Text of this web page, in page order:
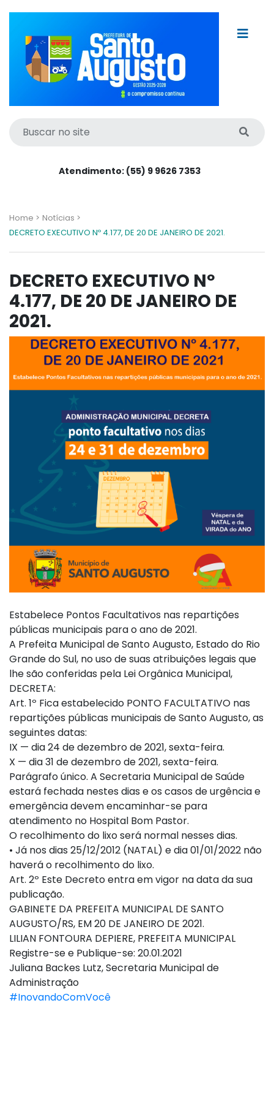
Atendimento: (55) 9 9626 7353
Home > Notícias >
DECRETO EXECUTIVO Nº 4.177, DE 20 DE JANEIRO DE 2021.
DECRETO EXECUTIVO Nº
4.177, DE 20 DE JANEIRO DE
2021.
Estabelece Pontos Facultativos nas repartições
públicas municipais para o ano de 2021.
A Prefeita Municipal de Santo Augusto, Estado do Rio
Grande do Sul, no uso de suas atribuições legais que
lhe são conferidas pela Lei Orgânica Municipal,
DECRETA:
Art. 1º Fica estabelecido PONTO FACULTATIVO nas
repartições públicas municipais de Santo Augusto, as
seguintes datas:
IX — dia 24 de dezembro de 2021, sexta-feira.
X — dia 31 de dezembro de 2021, sexta-feira.
Parágrafo único. A Secretaria Municipal de Saúde
estará fechada nestes dias e os casos de urgência e
emergência devem encaminhar-se para
atendimento no Hospital Bom Pastor.
O recolhimento do lixo será normal nesses dias.
• Já nos dias 25/12/2012 (NATAL) e dia 01/01/2022 não
haverá o recolhimento do lixo.
Art. 2º Este Decreto entra em vigor na data da sua
publicação.
GABINETE DA PREFEITA MUNICIPAL DE SANTO
AUGUSTO/RS, EM 20 DE JANEIRO DE 2021.
LILIAN FONTOURA DEPIERE, PREFEITA MUNICIPAL
Registre-se e Publique-se: 20.01.2021
Juliana Backes Lutz, Secretaria Municipal de
Administração
#InovandoComVocê